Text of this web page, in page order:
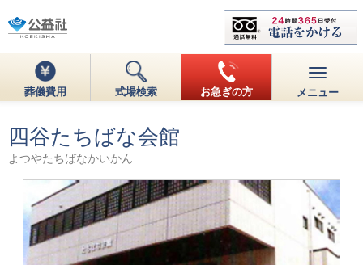
葬儀費用 式場検索 お急ぎの方 メニュー
四谷たちばな会館
よつやたちばなかいかん